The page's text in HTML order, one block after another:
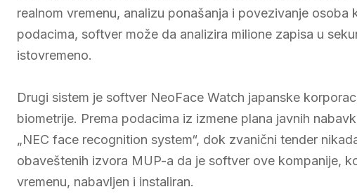
realnom vremenu, analizu ponašanja i povezivanje
podacima, softver može da analizira milione zapisa u
istovremeno.
Drugi sistem je softver NeoFace Watch japanske
biometrije. Prema podacima iz izmene plana javnih
„NEC face recognition system“, dok zvanični tender
obaveštenih izvora MUP-a da je softver ove kompanije,
vremenu, nabavljen i instaliran.